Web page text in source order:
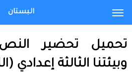
تحميل تحضير النص
وبيئتنا الثالثة إعدادي
البستان